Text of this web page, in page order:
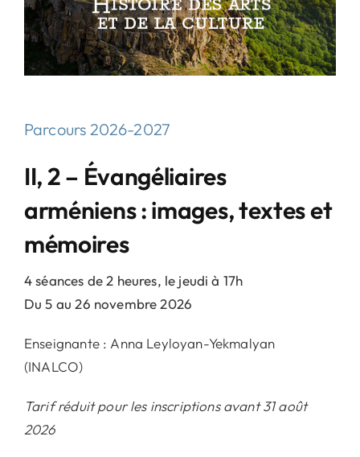
Contact
Parcours 2026-2027
II, 2 – Évangéliaires
arméniens : images, textes et
mémoires
4 séances de 2 heures, le jeudi à 17h
Du 5 au 26 novembre 2026
Enseignante : Anna Leyloyan-Yekmalyan
(INALCO)
Tarif réduit pour les inscriptions avant 31 août
2026